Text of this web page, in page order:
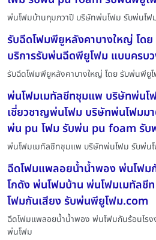
พ่นโฟมบ้านกุมภวาปี บริษัทพ่นโฟม รับพ่นโ
รับฉีดโฟมพียูหลังคาบางใหญ่ โด
บริการรับพ่นฉีดพียูโฟม แบบครบว
รับฉีดโฟมพียูหลังคาบางใหญ่ โดย รับพ่นพียู
พ่นโฟมเมทัลชีทชุมแพ บริษัทพ่นโ
เชี่ยวชาญพ่นโฟม บริษัทพ่นโฟมม
พ่น pu โฟม รับพ่น pu foam รับ
พ่นโฟมเมทัลชีทชุมแพ บริษัทพ่นโฟม รับพ่น
ฉีดโฟมแพลอยน้ำน้ำพอง พ่นโฟม
โกดัง พ่นโฟมบ้าน พ่นโฟมเมทัลชี
โฟมกันเสียง รับพ่นพียูโฟม.com
ฉีดโฟมแพลอยน้ำน้ำพอง พ่นโฟมกันร้อนโร
พ่นโฟม